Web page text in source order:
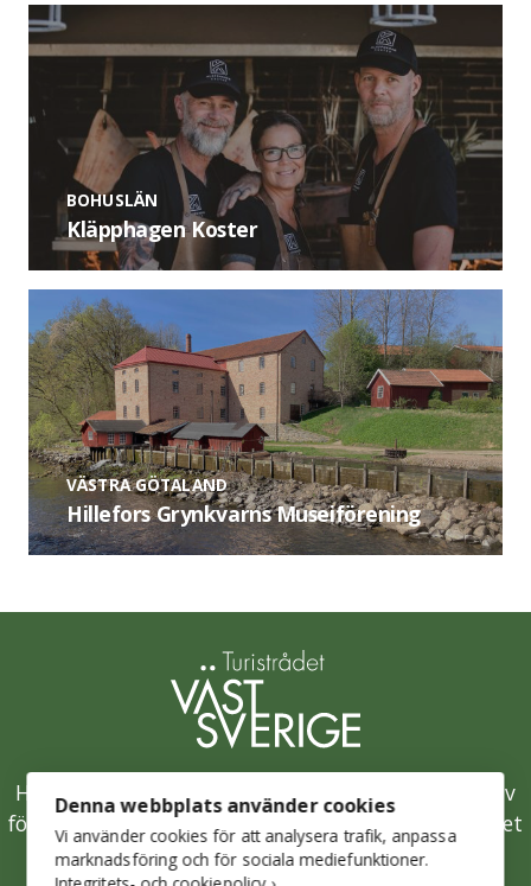
BOHUSLÄN
Kläpphagen Koster
VÄSTRA GÖTALAND
Hillefors Grynkvarns Museiförening
Hållbarhetsklivet är Västsveriges samlade initiativ
för en hållbar besöksnäring och drivs av Turistrådet
Västsverige.
Denna webbplats använder cookies
Vi använder cookies för att analysera trafik, anpassa
marknadsföring och för sociala mediefunktioner.